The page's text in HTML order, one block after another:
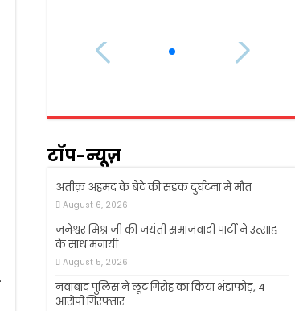
टॉप-न्यूज़
अतीक़ अहमद के बेटे की सड़क दुर्घटना में मौत
August 6, 2026
जनेश्वर मिश्र जी की जयंती समाजवादी पार्टी ने उत्साह
के साथ मनायी
August 5, 2026
नवाबाद पुलिस ने लूट गिरोह का किया भंडाफोड़, 4
आरोपी गिरफ्तार